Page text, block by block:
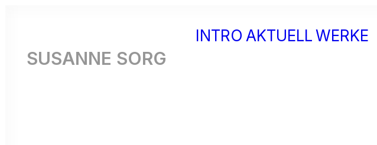
SUSANNE SORG
INTRO AKTUELLWERKE